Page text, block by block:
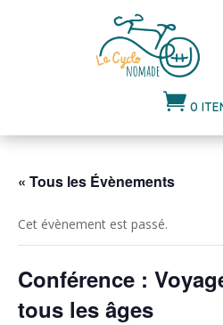
 0
« Tous les Évènements
Cet évènement est passé.
Conférence :
tous les âges